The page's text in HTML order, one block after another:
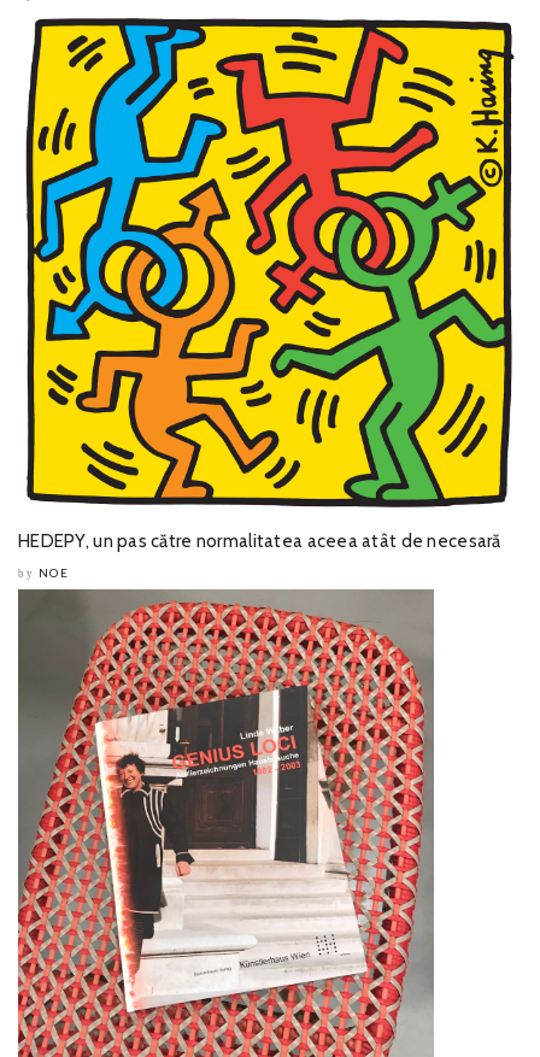
HEDEPY, un pas către normalitatea aceea atât de necesară
by NOE